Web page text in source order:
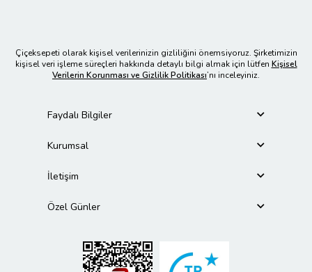
Çiçeksepeti olarak kişisel verilerinizin gizliliğini önemsiyoruz. Şirketimizin
kişisel veri işleme süreçleri hakkında detaylı bilgi almak için lütfen Kişisel
Verilerin Korunması ve Gizlilik Politikası’nı inceleyiniz.
Faydalı Bilgiler
Kurumsal
İletişim
Özel Günler